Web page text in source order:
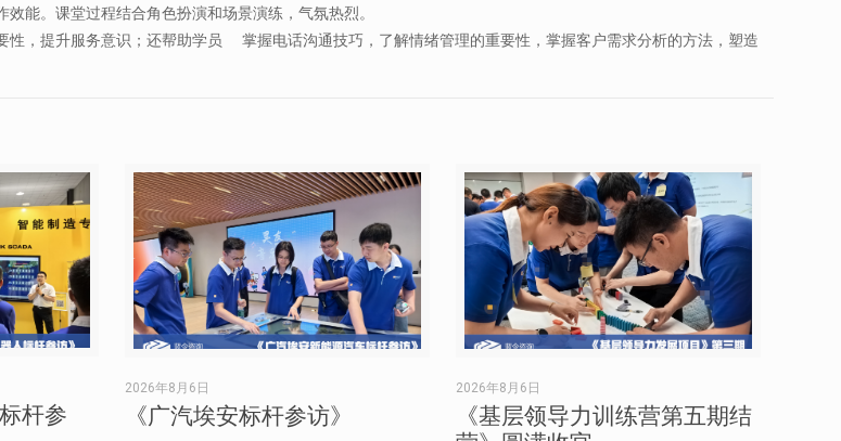
能。课堂过程结合角色扮演和场景演练，气氛热烈。
，提升服务意识；还帮助学员 掌握电话沟通技巧，了解情绪管理的重要性，掌握客户需求分析的方法，塑造
杆参
2026年8月6日
《广汽埃安标杆参访》
2026年8月6日
《基层领导力训练营第五期结